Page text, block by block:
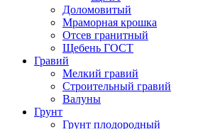
Доломовитый
Мраморная крошка
Отсев гранитный
Щебень ГОСТ
Гравий
Мелкий гравий
Строительный гравий
Валуны
Грунт
Грунт плодородный